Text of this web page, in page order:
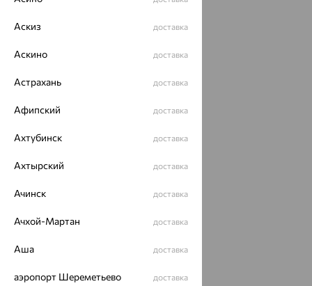
Аскиз доставка
Аскино доставка
Астрахань доставка
Афипский доставка
Ахтубинск доставка
Ахтырский доставка
Ачинск доставка
Ачхой-Мартан доставка
Аша доставка
аэропорт Шереметьево доставка